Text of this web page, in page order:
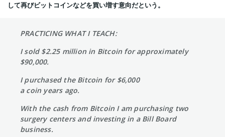
して再びビットコインなどを買い増す意向だという。
PRACTICING WHAT I TEACH:
I sold $2.25 million in Bitcoin for approximately
$90,000.
I purchased the Bitcoin for $6,000
a coin years ago.
With the cash from Bitcoin I am purchasing two
surgery centers and investing in a Bill Board
business.